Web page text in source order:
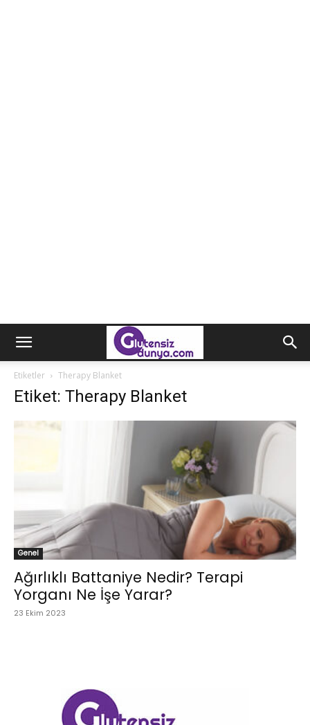
Etiketler Therapy Blanket
Etiket: Therapy Blanket
Genel
Ağırlıklı Battaniye Nedir? Terapi
Yorganı Ne İşe Yarar?
23 Ekim 2023